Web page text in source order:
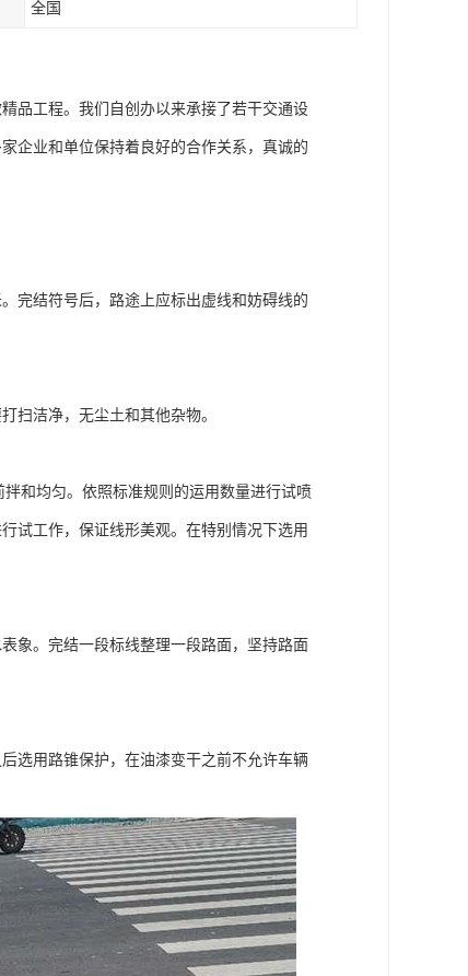
全国
品工程。我们自创办以来承接了若干交通设
企业和单位保持着良好的合作关系，真诚的
完结符号后，路途上应标出虚线和妨碍线的
扫洁净，无尘土和其他杂物。
和均匀。依照标准规则的运用数量进行试喷
试工作，保证线形美观。在特别情况下选用
象。完结一段标线整理一段路面，坚持路面
选用路锥保护，在油漆变干之前不允许车辆